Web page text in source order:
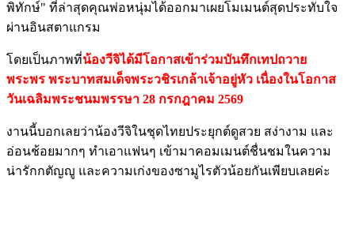
พิทักษ์" ที่ล่าสุดคุณพ่อหนุ่มได้ออกมาเผยโมเมนต์สุดประทับใจ
ผ่านอินสตาแกรม
โดยเป็นภาพที่น้องวีจิได้มีโอกาสเข้าร่วมบันทึกเทปถวาย
พระพร พระบาทสมเด็จพระวชิรเกล้าเจ้าอยู่หัว เนื่องในโอกาส
วันเฉลิมพระชนมพรรษา 28 กรกฎาคม 2569
งานนี้บอกเลยว่าน้องวีจิในชุดไทยประยุกต์ดูสวย สง่างาม และ
อ่อนช้อยมากๆ ทำเอาแฟนๆ เข้ามาคอมเมนต์ชื่นชมในความ
น่ารักกตัญญู และความเก่งของซามูไรตัวน้อยกันเพียบเลยค่ะ